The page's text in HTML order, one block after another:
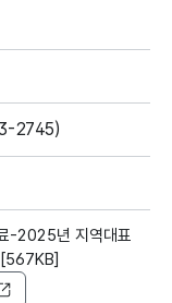
2745)
-2025년 지역대표